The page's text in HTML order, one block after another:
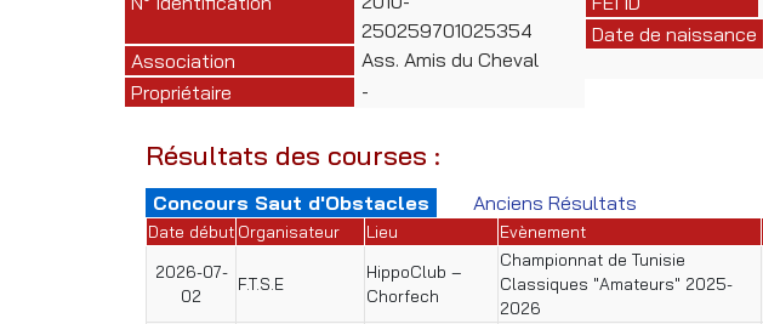
250259701025354
Association
Ass. Amis du Cheval
Propriétaire
-
Date de naissance
Résultats des courses :
Concours Saut d'Obstacles Anciens Résultats
Date début Organisateur Lieu Evènement
2026-07-
02
F.T.S.E
HippoClub –
Chorfech
Championnat de Tunisie
Classiques "Amateurs" 2025-
2026